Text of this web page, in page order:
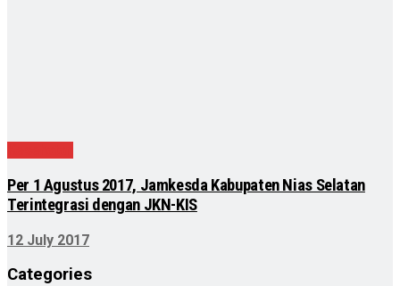
Per 1 Agustus 2017, Jamkesda Kabupaten Nias Selatan
Terintegrasi dengan JKN-KIS
12 July 2017
Categories